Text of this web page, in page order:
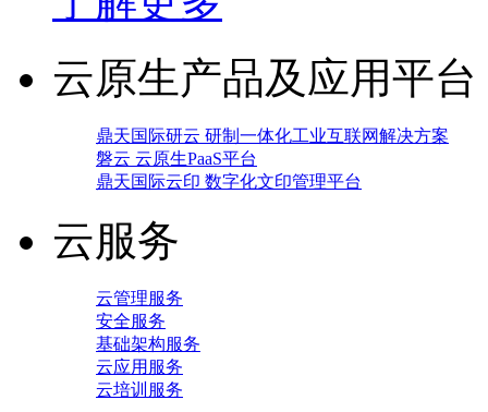
云原生产品及应用平台
鼎天国际研云 研制一体化工业互联网解决方案
磐云 云原生PaaS平台
鼎天国际云印 数字化文印管理平台
云服务
云管理服务
安全服务
基础架构服务
云应用服务
云培训服务